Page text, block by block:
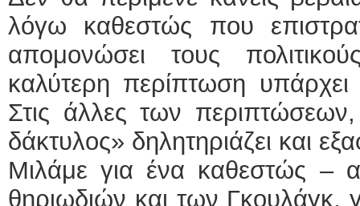
λόγω καθεστώς που
απομονώσει τους
καλύτερη περίπτωση
Στις άλλες των
δάκτυλος» δηλητηριάζει και
Μιλάμε για ένα καθεστώς –
θηριωδιών και των Γκουλάγκ,